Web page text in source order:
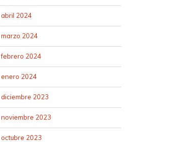
abril 2024
marzo 2024
febrero 2024
enero 2024
diciembre 2023
noviembre 2023
octubre 2023